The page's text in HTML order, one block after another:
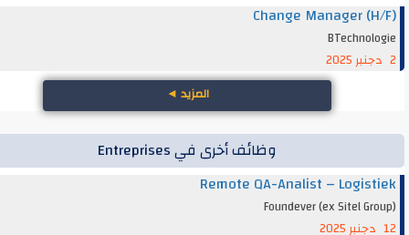
Change Manager
◄
وظائف أخرى في Entreprises
Remote QA-Analist –
Foundever (ex Sitel